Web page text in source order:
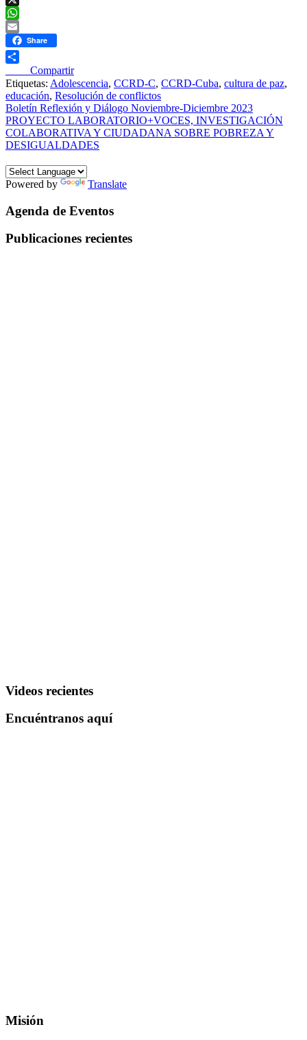
X
WhatsApp
EmailShare
____ Compartir
Etiquetas: Adolescencia, CCRD-C, CCRD-Cuba, cultura de paz,
educación, Resolución de conflictos
Navegación
de
entradas
Boletín Reflexión y Diálogo Noviembre-Diciembre 2023
PROYECTO LABORATORIO+VOCES, INVESTIGACIÓN
COLABORATIVA Y CIUDADANA SOBRE POBREZA Y
DESIGUALDADES
Powered by Translate
Agenda de Eventos
Publicaciones recientes
Videos recientes
Encuéntranos aquí
Misión